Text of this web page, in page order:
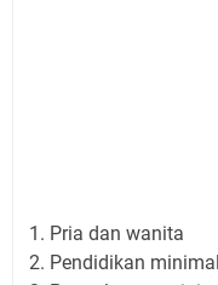
Pria dan wanita
Pendidikan